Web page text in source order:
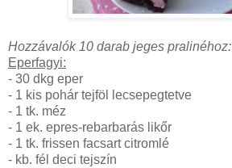
Hozzávalók 10 darab jeges pralinéhoz:
Eperfagyi:
- 30 dkg eper
- 1 kis pohár tejföl lecsepegtetve
- 1 tk. méz
- 1 ek. epres-rebarbarás likőr
- 1 tk. frissen facsart citromlé
- kb. fél deci tejszín